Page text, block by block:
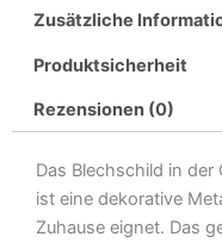
Freistaat
Wappen
Metall
Deko
Menge
Zusätzliche
Produktsicherheit
Rezensionen (0)
Das Blechschild in
ist eine dekorative
Zuhause eignet. Das